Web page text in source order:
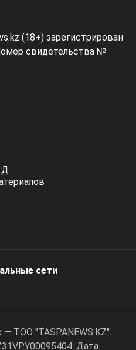
(18+) зарегистрирован
свидетельства №
cети
ТОО "TASPANEWS.KZ".
Дата